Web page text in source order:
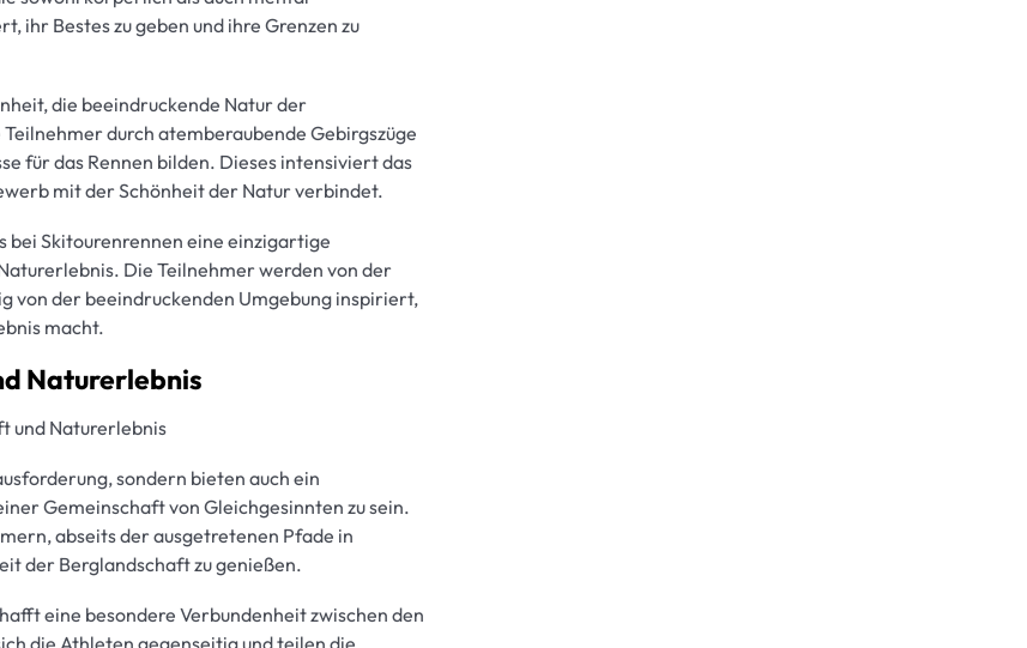
ihr Bestes zu geben und ihre Grenzen zu
die beeindruckende Natur der
durch atemberaubende Gebirgszüge
für das Rennen bilden. Dieses intensiviert das
mit der Schönheit der Natur verbindet.
bei Skitourenrennen eine einzigartige
Die Teilnehmer werden von der
von der beeindruckenden Umgebung inspiriert,
macht.
Naturerlebnis
und Naturerlebnis
sondern bieten auch ein
Gemeinschaft von Gleichgesinnten zu sein.
abseits der ausgetretenen Pfade in
der Berglandschaft zu genießen.
eine besondere Verbundenheit zwischen den
die Athleten gegenseitig und teilen die